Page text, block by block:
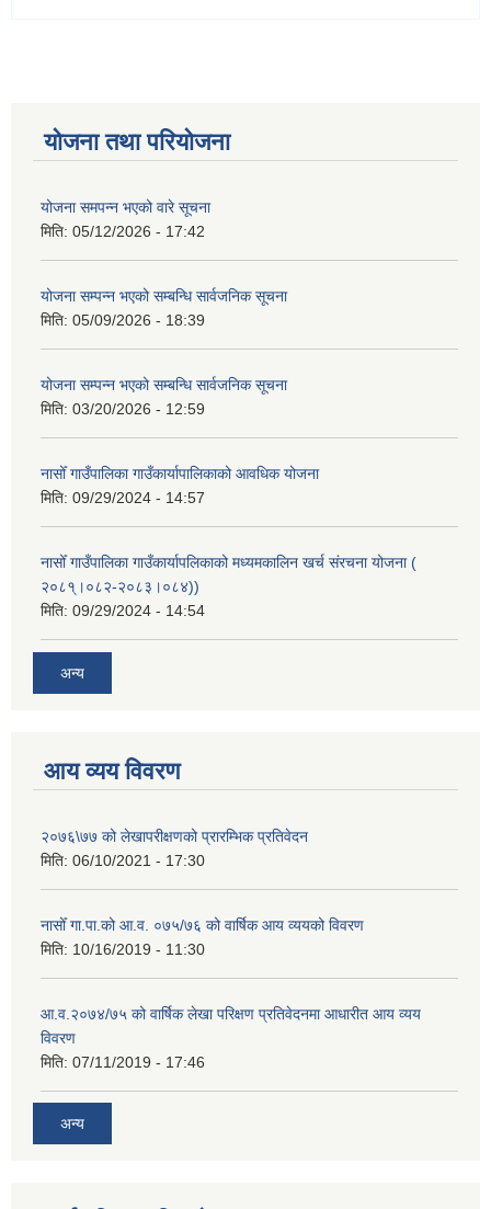
योजना तथा परियोजना
योजना समपन्न भएको वारे सूचना
मिति: 05/12/2026 - 17:42
योजना सम्पन्न भएको सम्बन्धि सार्वजनिक सूचना
मिति: 05/09/2026 - 18:39
योजना सम्पन्न भएको सम्बन्धि सार्वजनिक सूचना
मिति: 03/20/2026 - 12:59
नासोँ गाउँपालिका गाउँकार्यापालिकाको आवधिक योजना
मिति: 09/29/2024 - 14:57
नासोँ गाउँपालिका गाउँकार्यापलिकाको मध्यमकालिन खर्च संरचना योजना (
२०८१्।०८२-२०८३।०८४))
मिति: 09/29/2024 - 14:54
अन्य
आय व्यय विवरण
२०७६\७७ को लेखापरीक्षणको प्रारम्भिक प्रतिवेदन
मिति: 06/10/2021 - 17:30
नासोँ गा.पा.को आ.व. ०७५/७६ को वार्षिक आय व्ययको विवरण
मिति: 10/16/2019 - 11:30
आ.व.२०७४/७५ को वार्षिक लेखा परिक्षण प्रतिवेदनमा आधारीत आय व्यय
विवरण
मिति: 07/11/2019 - 17:46
अन्य